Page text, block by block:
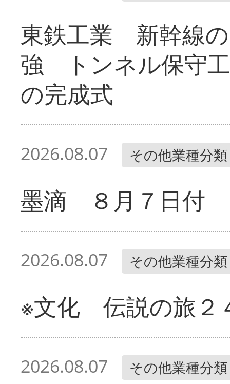
東鉄工業 新幹線
強 トンネル保守
の完成式
2026.08.07 その他業種分類
墨滴 ８月７日付
2026.08.07 その他業種分類
※文化 伝説の旅２
2026.08.07 その他業種分類